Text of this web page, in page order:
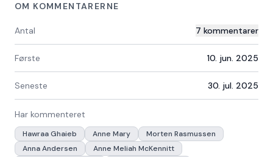
OM KOMMENTARERNE
Antal 7 kommentarer
Første 10. jun. 2025
Seneste 30. jul. 2025
Har kommenteret
Hawraa Ghaieb Anne Mary
Morten Rasmussen
Anna Andersen
Anne Meliah McKennitt